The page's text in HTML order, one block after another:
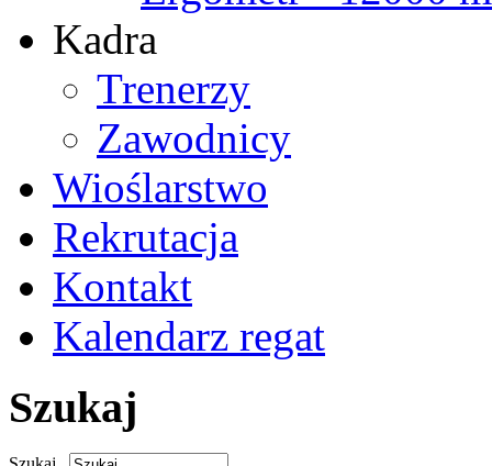
Kadra
Trenerzy
Zawodnicy
Wioślarstwo
Rekrutacja
Kontakt
Kalendarz regat
Szukaj